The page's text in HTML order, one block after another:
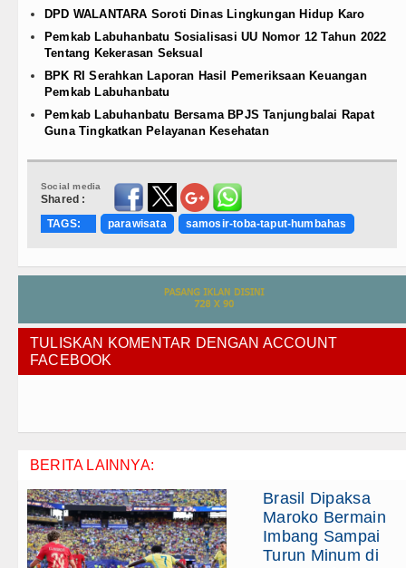
DPD WALANTARA Soroti Dinas Lingkungan Hidup Karo
Pemkab Labuhanbatu Sosialisasi UU Nomor 12 Tahun 2022
Tentang Kekerasan Seksual
BPK RI Serahkan Laporan Hasil Pemeriksaan Keuangan
Pemkab Labuhanbatu
Pemkab Labuhanbatu Bersama BPJS Tanjungbalai Rapat
Guna Tingkatkan Pelayanan Kesehatan
Social media
Shared :
TAGS:
parawisata samosir-toba-taput-humbahas
TULISKAN KOMENTAR DENGAN ACCOUNT
FACEBOOK
BERITA LAINNYA:
Brasil Dipaksa
Maroko Bermain
Imbang Sampai
Turun Minum di